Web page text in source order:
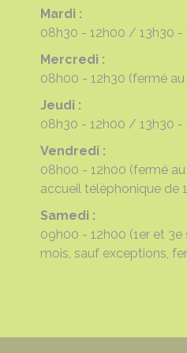
Mardi :
08h30 - 12h00
13h30 -
Mercredi :
08h00 - 12h30 (fermé
Jeudi :
08h30 - 12h00
13h30 -
Vendredi :
08h00 - 12h00 (fermé
accueil téléphonique de
Samedi :
09h00 - 12h00 (1er et
mois, sauf exceptions,